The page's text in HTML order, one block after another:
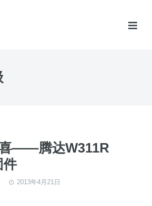
——腾达W311R
件
2013年4月21日